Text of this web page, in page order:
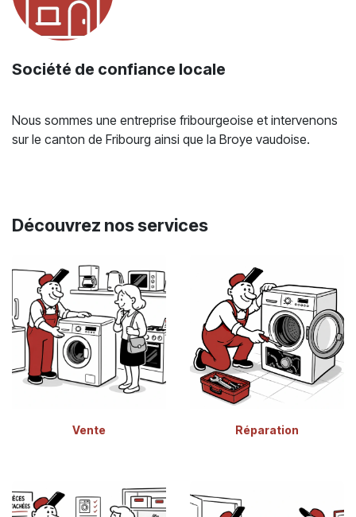
Société de confiance locale
Nous sommes une entreprise fribourgeoise et intervenons
sur le canton de Fribourg ainsi que la Broye vaudoise.
Découvrez nos services
Vente Réparation